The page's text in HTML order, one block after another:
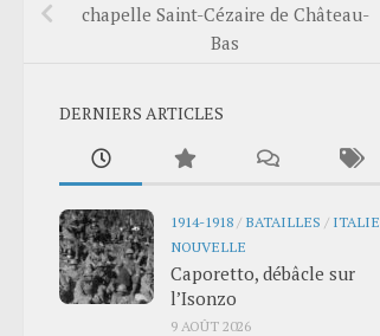
chapelle Saint-Cézaire de Château-
Bas
DERNIERS ARTICLES
1914-1918 / BATAILLES / ITALIE
NOUVELLE
Caporetto, débâcle sur
l’Isonzo
9 AOÛT 2026